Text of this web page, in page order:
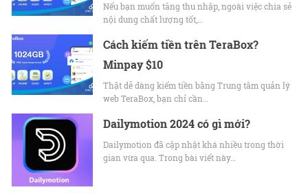
Nếu bạn muốn tăng thu nhập, ngoài việc chia sẻ
nội dung chất lượng tốt,…
Cách kiếm tiền trên TeraBox?
Minpay $10
Thật dễ dàng kiếm tiền bằng Trung tâm quản lý
web TeraBox, bạn chỉ cần…
Dailymotion 2024 có gì mới?
Dailymotion đã cập nhật khá nhiều trong thời
gian vừa qua. Trong bài viết này…